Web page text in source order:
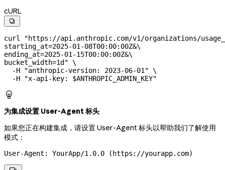
cURL

curl "https://api.anthropic.com/v1/organizations/
starting_at=2025-01-08T00:00:00Z&\
ending_at=2025-01-15T00:00:00Z&\
bucket_width=1d" \
  -H
"anthropic-version: 2023-06-01" \
  -H
"x-api-key: $ANTHROPIC_ADMIN_KEY"

为集成设置 User-Agent 标头
如果您正在构建集成，请设置 User-Agent 标头以帮助我们了解使用
模式：
User-Agent: YourApp/1.0.0 (https://yourapp.com)